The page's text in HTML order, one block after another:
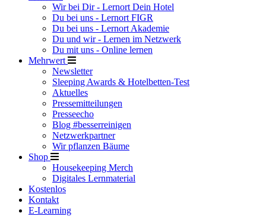
Wir bei Dir - Lernort Dein Hotel
Du bei uns - Lernort FIGR
Du bei uns - Lernort Akademie
Du und wir - Lernen im Netzwerk
Du mit uns - Online lernen
Mehrwert
Newsletter
Sleeping Awards & Hotelbetten-Test
Aktuelles
Pressemitteilungen
Presseecho
Blog #besserreinigen
Netzwerkpartner
Wir pflanzen Bäume
Shop
Housekeeping Merch
Digitales Lernmaterial
Kostenlos
Kontakt
E-Learning